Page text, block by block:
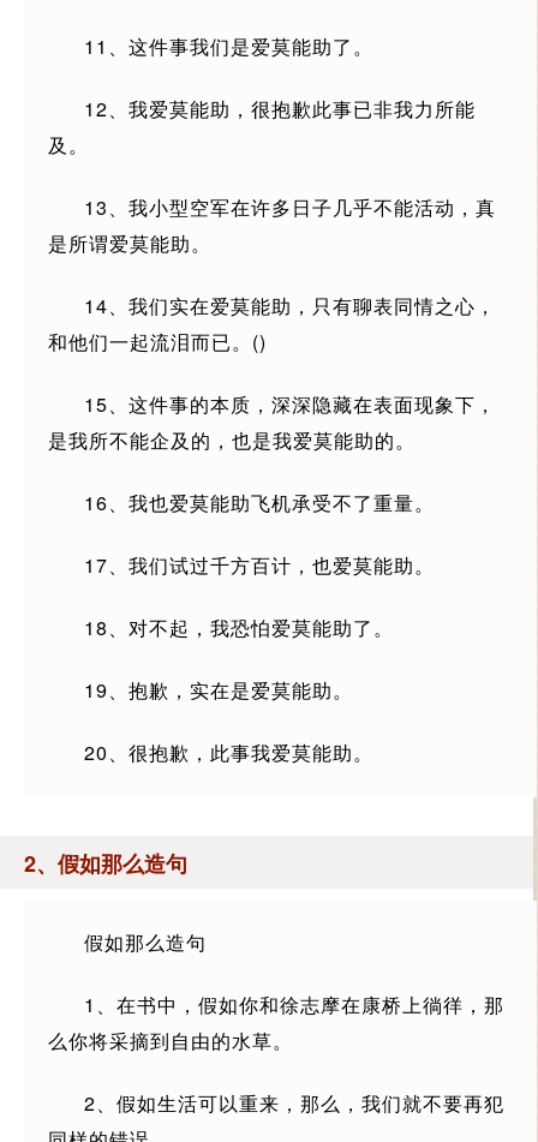
11、这件事我们是爱莫能助了。
12、我爱莫能助，很抱歉此事已非我力所能
及。
13、我小型空军在许多日子几乎不能活动，真
是所谓爱莫能助。
14、我们实在爱莫能助，只有聊表同情之心，
和他们一起流泪而已。()
15、这件事的本质，深深隐藏在表面现象下，
是我所不能企及的，也是我爱莫能助的。
16、我也爱莫能助飞机承受不了重量。
17、我们试过千方百计，也爱莫能助。
18、对不起，我恐怕爱莫能助了。
19、抱歉，实在是爱莫能助。
20、很抱歉，此事我爱莫能助。
2、假如那么造句
假如那么造句
1、在书中，假如你和徐志摩在康桥上徜徉，那
么你将采摘到自由的水草。
2、假如生活可以重来，那么，我们就不要再犯